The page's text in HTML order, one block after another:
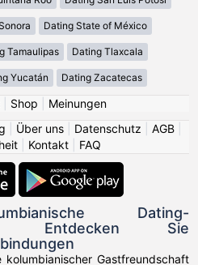
Dating State of México
Tamaulipas Dating Tlaxcala
Yucatán Dating Zacatecas
| Shop
Meinungen
Über uns Datenschutz AGB
Kontakt FAQ
Dating-
Entdecken Sie
kolumbianischer Gastfreundschaft